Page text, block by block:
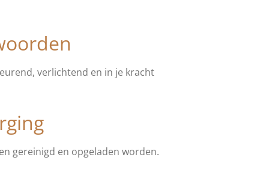
verlichtend en in je kracht
gereinigd en opgeladen worden.